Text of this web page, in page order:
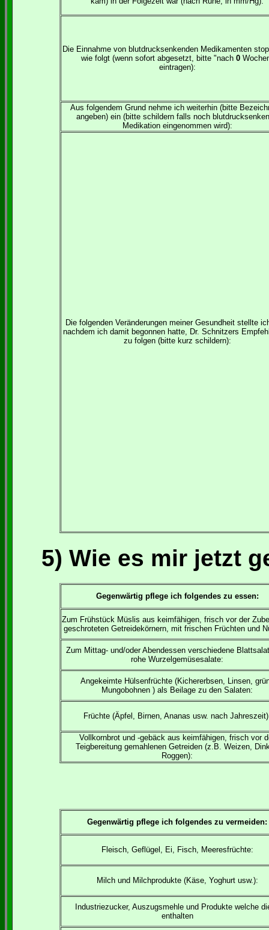
Die Einnahme von blutdrucksenkenden Medikamenten
wie folgt (wenn sofort abgesetzt, bitte "nach 0
eintragen):
Aus folgendem Grund nehme ich weiterhin (bitte
angeben) ein (bitte schildern falls noch
Medikation eingenommen wird):
Die folgenden Veränderungen meiner Gesundheit stellte
nachdem ich damit begonnen hatte, Dr. Schnitzers
zu folgen (bitte kurz schildern):
5) Wie es mir jetzt
Gegenwärtig pflege ich folgendes zu essen:
Zum Frühstück Müslis aus keimfähigen, frisch vor der
geschroteten Getreidekörnern, mit frischen Früchten und
Zum Mittag- und/oder Abendessen verschiedene
rohe Wurzelgemüsesalate:
Angekeimte Hülsenfrüchte (Kichererbsen, Linsen,
Mungobohnen ) als Beilage zu den Salaten:
Früchte (Äpfel, Birnen, Ananas usw. nach
Vollkornbrot und -gebäck aus keimfähigen, frisch vor
Teigbereitung gemahlenen Getreiden (z.B. Weizen,
Roggen):
Gegenwärtig pflege ich folgendes zu vermeiden:
Fleisch, Geflügel, Ei, Fisch, Meeresfrüchte:
Milch und Milchprodukte (Käse, Yoghurt usw.):
Industriezucker, Auszugsmehle und Produkte welche
enthalten